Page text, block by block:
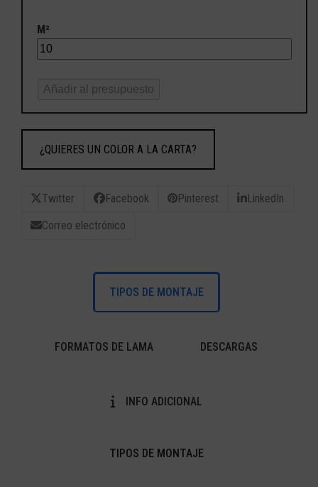
M²
Añadir al presupuesto
¿QUIERES UN COLOR A LA CARTA?
Twitter Facebook Pinterest LinkedIn
Correo electrónico
TIPOS DE MONTAJE
FORMATOS DE LAMA DESCARGAS
INFO ADICIONAL
TIPOS DE MONTAJE